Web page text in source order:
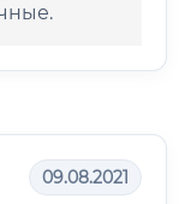
09.08.2021